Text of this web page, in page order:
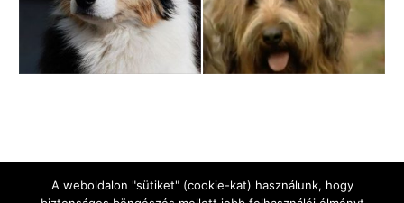
A weboldalon "sütiket" (cookie-kat) használunk, hogy